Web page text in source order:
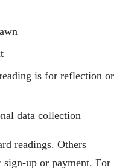
is for reflection or
data collection
readings. Others
sign-up or payment. For